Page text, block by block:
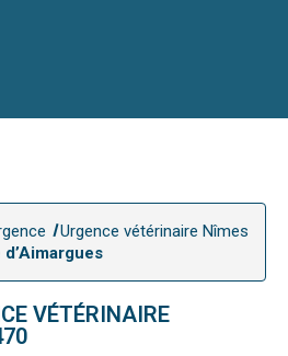
Urgence vétérinaire Nîmes
VÉTÉRINAIRE